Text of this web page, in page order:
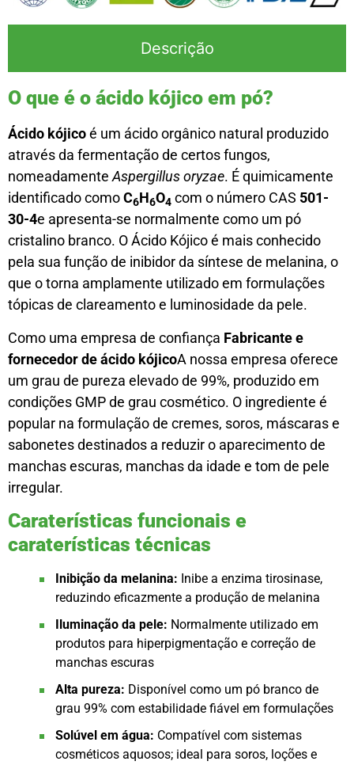
Descrição
O que é o ácido kójico em pó?
Ácido kójicoé um ácido orgânico natural produzido
através da fermentação de certos fungos,
nomeadamenteAspergillus oryzae. É quimicamente
identificado comoC6H6O4 com o número CAS 501-
30-4e apresenta-se normalmente como um pó
cristalino branco. O Ácido Kójico é mais conhecido
pela sua função de inibidor da síntese de melanina, o
que o torna amplamente utilizado em formulações
tópicas de clareamento e luminosidade da pele.
Como uma empresa de confiança Fabricante e
fornecedor de ácido kójicoA nossa empresa oferece
um grau de pureza elevado de 99%, produzido em
condições GMP de grau cosmético. O ingrediente é
popular na formulação de cremes, soros, máscaras e
sabonetes destinados a reduzir o aparecimento de
manchas escuras, manchas da idade e tom de pele
irregular.
Caraterísticas funcionais e
caraterísticas técnicas
Inibição da melanina: Inibe a enzima tirosinase,
reduzindo eficazmente a produção de melanina
Iluminação da pele: Normalmente utilizado em
produtos para hiperpigmentação e correção de
manchas escuras
Alta pureza: Disponível como um pó branco de
grau 99% com estabilidade fiável em formulações
Solúvel em água: Compatível com sistemas
cosméticos aquosos; ideal para soros, loções e